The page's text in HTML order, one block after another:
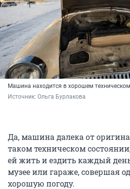
Машина находится в хорошем
Источник: Ольга Бурлакова
Да, машина далека от
таком техническом
ей жить и ездить каждый
музее или гараже, совершая
хорошую погоду.